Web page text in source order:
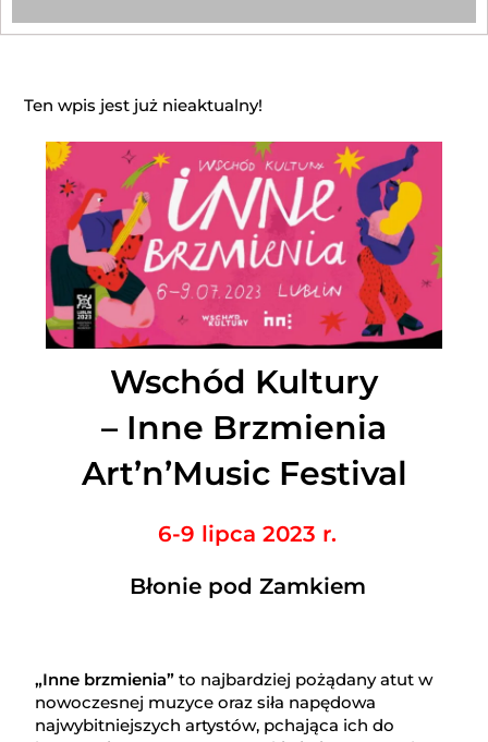
Ten wpis jest już nieaktualny!
Wschód Kultury
– Inne Brzmienia
Art’n’Music Festival
6-9 lipca 2023 r.
Błonie pod Zamkiem
„Inne brzmienia” to najbardziej pożądany atut w
nowoczesnej muzyce oraz siła napędowa
najwybitniejszych artystów, pchająca ich do